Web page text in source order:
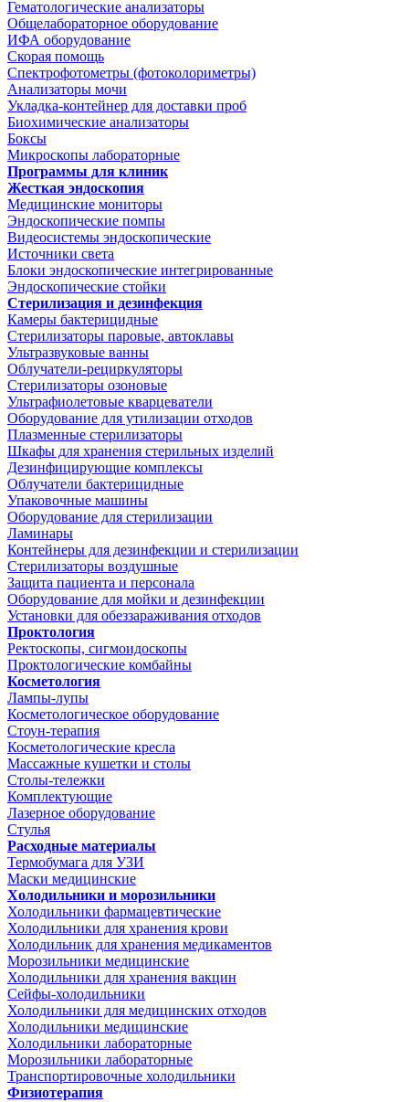
Гематологические анализаторы
Общелабораторное оборудование
ИФА оборудование
Скорая помощь
Спектрофотометры (фотоколориметры)
Анализаторы мочи
Укладка-контейнер для доставки проб
Биохимические анализаторы
Боксы
Микроскопы лабораторные
Программы для клиник
Жесткая эндоскопия
Медицинские мониторы
Эндоскопические помпы
Видеосистемы эндоскопические
Источники света
Блоки эндоскопические интегрированные
Эндоскопические стойки
Стерилизация и дезинфекция
Камеры бактерицидные
Стерилизаторы паровые, автоклавы
Ультразвуковые ванны
Облучатели-рециркуляторы
Стерилизаторы озоновые
Ультрафиолетовые кварцеватели
Оборудование для утилизации отходов
Плазменные стерилизаторы
Шкафы для хранения стерильных изделий
Дезинфицирующие комплексы
Облучатели бактерицидные
Упаковочные машины
Оборудование для стерилизации
Ламинары
Контейнеры для дезинфекции и стерилизации
Стерилизаторы воздушные
Защита пациента и персонала
Оборудование для мойки и дезинфекции
Установки для обеззараживания отходов
Проктология
Ректоскопы, сигмоидоскопы
Проктологические комбайны
Косметология
Лампы-лупы
Косметологическое оборудование
Стоун-терапия
Косметологические кресла
Массажные кушетки и столы
Столы-тележки
Комплектующие
Лазерное оборудование
Стулья
Расходные материалы
Термобумага для УЗИ
Маски медицинские
Холодильники и морозильники
Холодильники фармацевтические
Холодильники для хранения крови
Холодильник для хранения медикаментов
Морозильники медицинские
Холодильники для хранения вакцин
Сейфы-холодильники
Холодильники для медицинских отходов
Холодильники медицинские
Холодильники лабораторные
Морозильники лабораторные
Транспортировочные холодильники
Физиотерапия